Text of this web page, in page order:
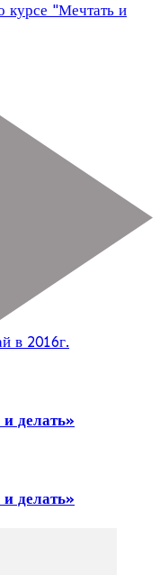
"Мечтать и
в 2016г.
делать»
делать»